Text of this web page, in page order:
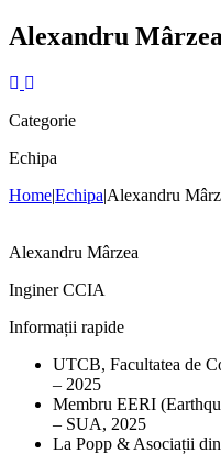
Alexandru Mârzea
Categorie
Echipa
Home|Echipa|Alexandru
Alexandru Mârzea
Inginer CCIA
Informații rapide
UTCB, Facultatea de
– 2025
Membru EERI
– SUA, 2025
La Popp & Asociații